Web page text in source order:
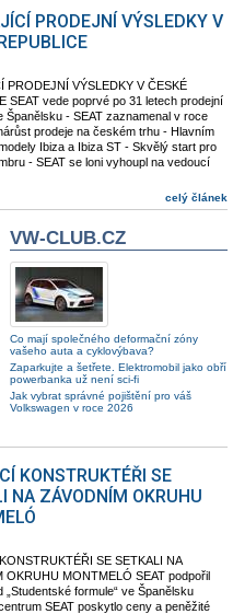
PRODEJNÍ VÝSLEDKY V
PRODEJNÍ VÝSLEDKY V ČESKÉ
SEAT vede poprvé po 31 letech prodejní
Španělsku - SEAT zaznamenal v roce
prodeje na českém trhu - Hlavním
Ibiza a Ibiza ST - Skvělý start pro
- SEAT se loni vyhoupl na vedoucí
celý článek
VW-CLUB.CZ
Co mají společného deformační zóny
vašeho auta a cyklovýbava?
Zaparkujte a šetřete. Elektromobil jako obří
powerbanka už není sci-fi
Jak vybrat správné pojištění pro váš
Volkswagen v roce 2026
KONSTRUKTÉŘI SE
NA ZÁVODNÍM OKRUHU
SE SETKALI NA
OKRUHU MONTMELÓ SEAT podpořil
„Studentské formule“ ve Španělsku
SEAT poskytlo ceny a peněžité